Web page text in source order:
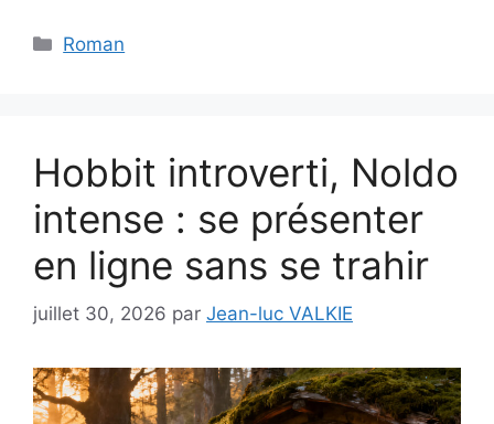
Catégories
Roman
Hobbit introverti, Noldo
intense : se présenter
en ligne sans se trahir
juillet 30, 2026 par Jean-luc VALKIE